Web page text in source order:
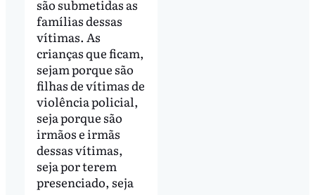
são submetidas as
famílias dessas
vítimas. As
crianças que ficam,
sejam porque são
filhas de vítimas de
violência policial,
seja porque são
irmãos e irmãs
dessas vítimas,
seja por terem
presenciado, seja